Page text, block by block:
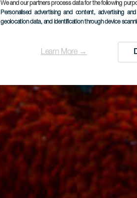
We and our partners process data for the following
Personalised advertising and content, advertising
geolocation data, and identification through device
Learn More →